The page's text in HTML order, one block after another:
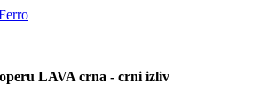
LAVA crna - crni izliv